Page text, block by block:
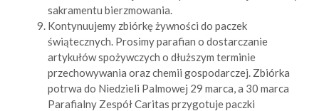
sakramentu bierzmowania.
Kontynuujemy zbiórkę żywności do paczek
świątecznych. Prosimy parafian o dostarczanie
artykułów spożywczych o dłuższym terminie
przechowywania oraz chemii gospodarczej. Zbiórka
potrwa do Niedzieli Palmowej 29 marca, a 30 marca
Parafialny Zespół Caritas przygotuje paczki